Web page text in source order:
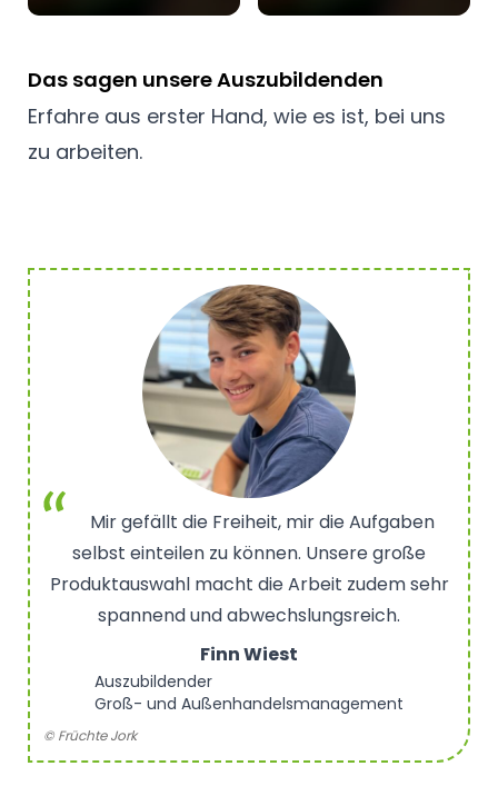
Das sagen unsere Auszubildenden
Erfahre aus erster Hand, wie es ist, bei uns
zu arbeiten.
Dass man immer unterwegs ist und viel von
der Welt sieht gefällt mir am meisten an dem
Job als Berufskraftfahrerin.
Michelle Fischer
Auszubildende Berufskraftfahrerin
© Früchte Jork